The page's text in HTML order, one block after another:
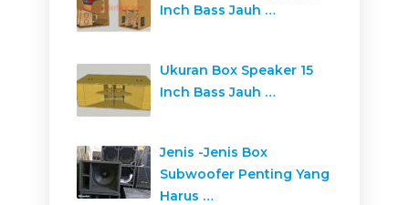
Inch Bass Jauh …
Ukuran Box Speaker 15
Inch Bass Jauh …
Jenis -Jenis Box
Subwoofer Penting Yang
Harus …